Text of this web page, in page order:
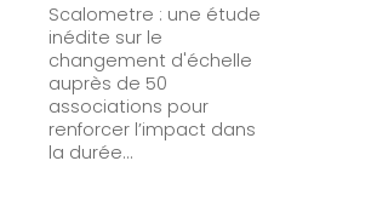
Scalometre : une étude
inédite sur le
changement d'échelle
auprès de 50
associations pour
renforcer l’impact dans
la durée...